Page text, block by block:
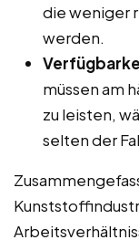
die weniger
werden.
müssen am
zu leisten,
selten der